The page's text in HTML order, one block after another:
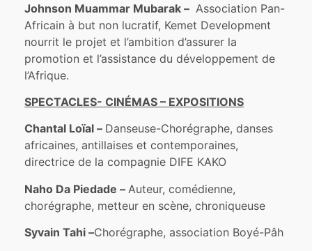
Johnson Muammar Mubarak – Association Pan-
Africain à but non lucratif, Kemet Development
nourrit le projet et l’ambition d’assurer la
promotion et l’assistance du développement de
l’Afrique.
SPECTACLES- CINÉMAS – EXPOSITIONS
Chantal Loïal – Danseuse-Chorégraphe, danses
africaines, antillaises et contemporaines,
directrice de la compagnie DIFE KAKO
Naho Da Piedade – Auteur, comédienne,
chorégraphe, metteur en scène, chroniqueuse
Syvain Tahi –Chorégraphe, association Boyé-Pâh